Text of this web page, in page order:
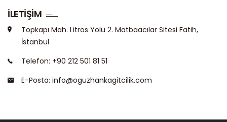
İLETİŞİM
Topkapı Mah. Litros Yolu 2. Matbaacılar Sitesi Fatih,
İstanbul
Telefon: +90 212 501 81 51
E-Posta: info@oguzhankagitcilik.com